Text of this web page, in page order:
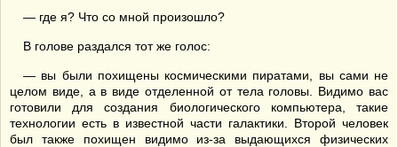
— где я? Что со мной произошло?
В голове раздался тот же голос:
— вы были похищены космическими пиратами, вы сами не
целом виде, а в виде отделенной от тела головы. Видимо вас
готовили для создания биологического компьютера, такие
технологии есть в известной части галактики. Второй человек
был также похищен видимо из-за выдающихся физических